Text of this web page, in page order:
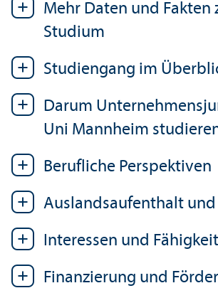
Mehr Daten und Fakten
Studium
Studien­gang im
Darum
Uni Mannheim
Berufliche Perspektiven
Auslands­aufenthalt
Interessen und
Finanzierung und